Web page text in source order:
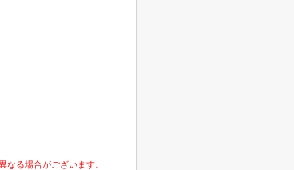
る場合がございます。